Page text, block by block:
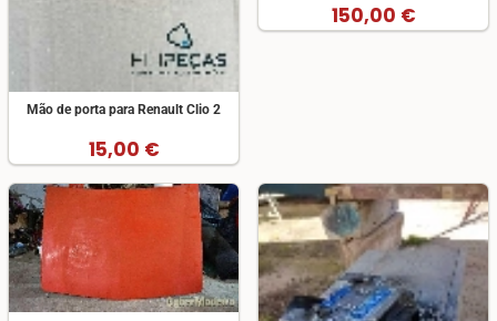
Mão de porta para Renault Clio 2
15,00 €
150,00 €